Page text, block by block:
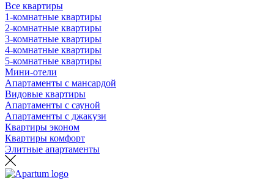
Все квартиры
1-комнатные квартиры
2-комнатные квартиры
3-комнатные квартиры
4-комнатные квартиры
5-комнатные квартиры
Мини-отели
Апартаменты с мансардой
Видовые квартиры
Апартаменты с сауной
Апартаменты с джакузи
Квартиры эконом
Квартиры комфорт
Элитные апартаменты